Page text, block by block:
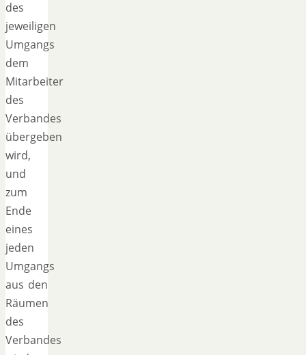
des
jeweiligen
Umgangs
dem
Mitarbeiter
des
Verbandes
übergeben
wird,
und
zum
Ende
eines
jeden
Umgangs
aus den
Räumen
des
Verbandes